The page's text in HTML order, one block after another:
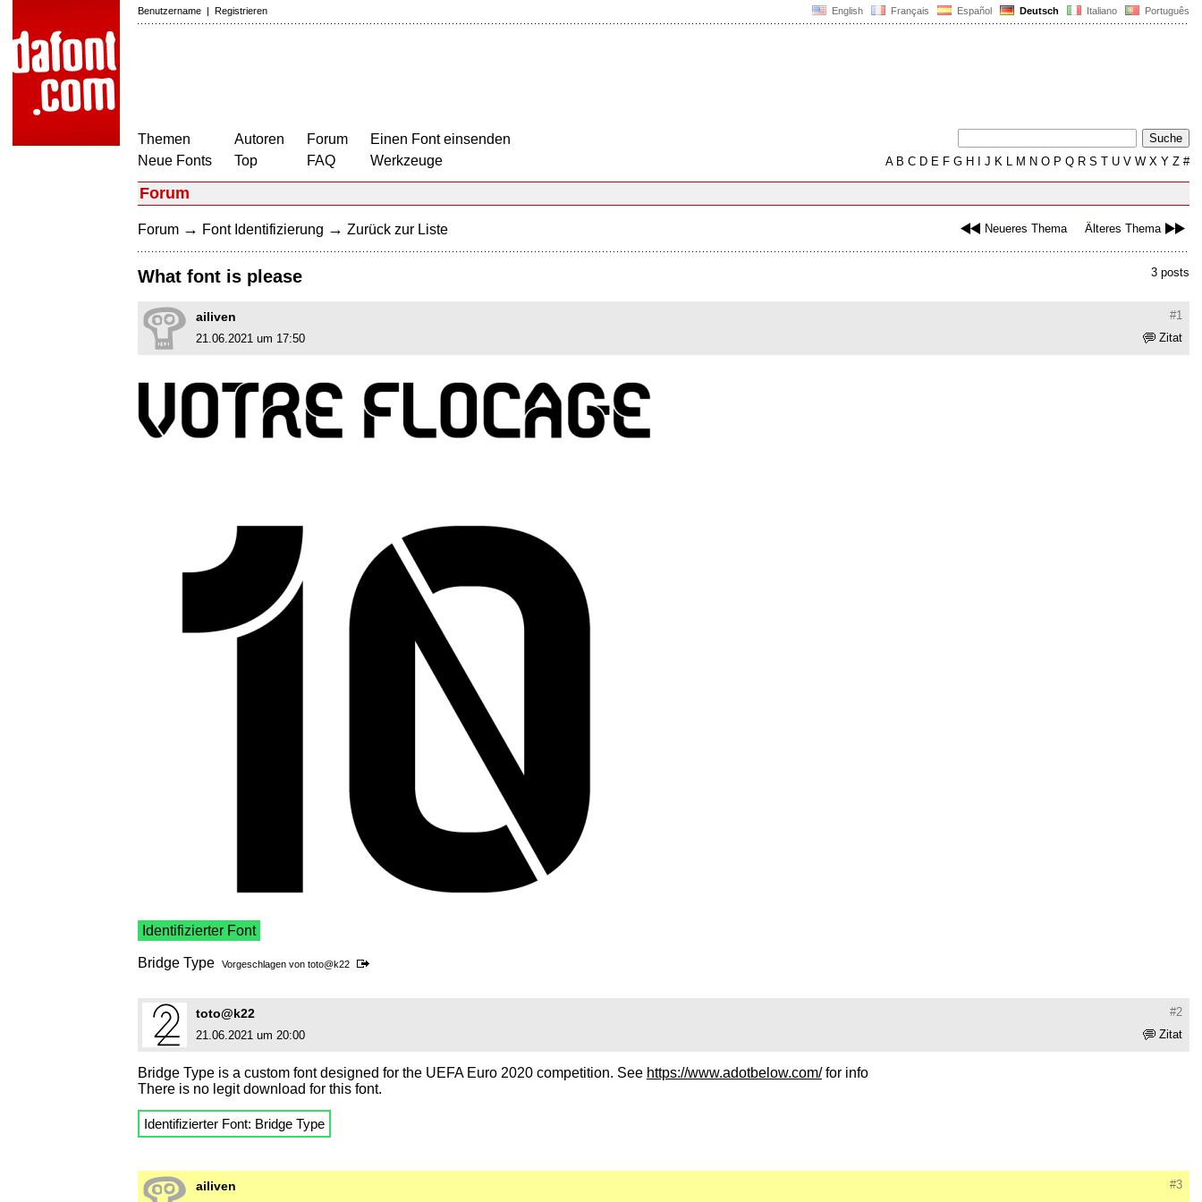
English Français Español Deutsch Italiano Português
Benutzername | Registrieren
Themen
Neue Fonts
Autoren
Top
Forum
FAQ
Einen Font einsenden
Werkzeuge
AB C D E F G H J K L M N O P Q R S T U V W X Y Z #
Forum
Neueres Thema Älteres Thema
Forum → Font Identifizierung → Zurück zur Liste
3 posts
What font is please
#1
ailiven
Zitat
21.06.2021 um 17:50
Identifizierter Font
Bridge Type Vorgeschlagen von toto@k22
#2
toto@k22
Zitat
21.06.2021 um 20:00
Bridge Type is a custom font designed for the UEFA Euro 2020 competition. See https://www.adotbelow.com/for info
There is no legit download for this font.
Identifizierter Font: Bridge Type
#3
ailiven